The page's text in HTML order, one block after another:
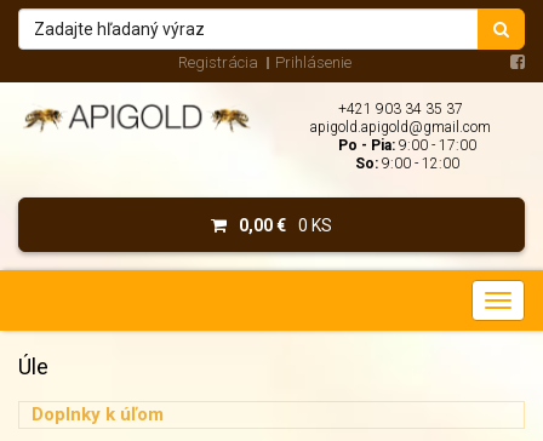
Registrácia Prihlásenie
+421 903 34 35 37
apigold.apigold@gmail.com
Po - Pia: 9:00 - 17:00
So: 9:00 - 12:00
0,00 € 0 KS
Úle
Doplnky k úľom